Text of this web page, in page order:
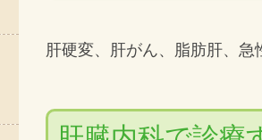
肝硬変、肝がん、脂肪肝、